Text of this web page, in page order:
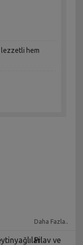
lezzetli hem
Daha Fazla..
Pilav ve